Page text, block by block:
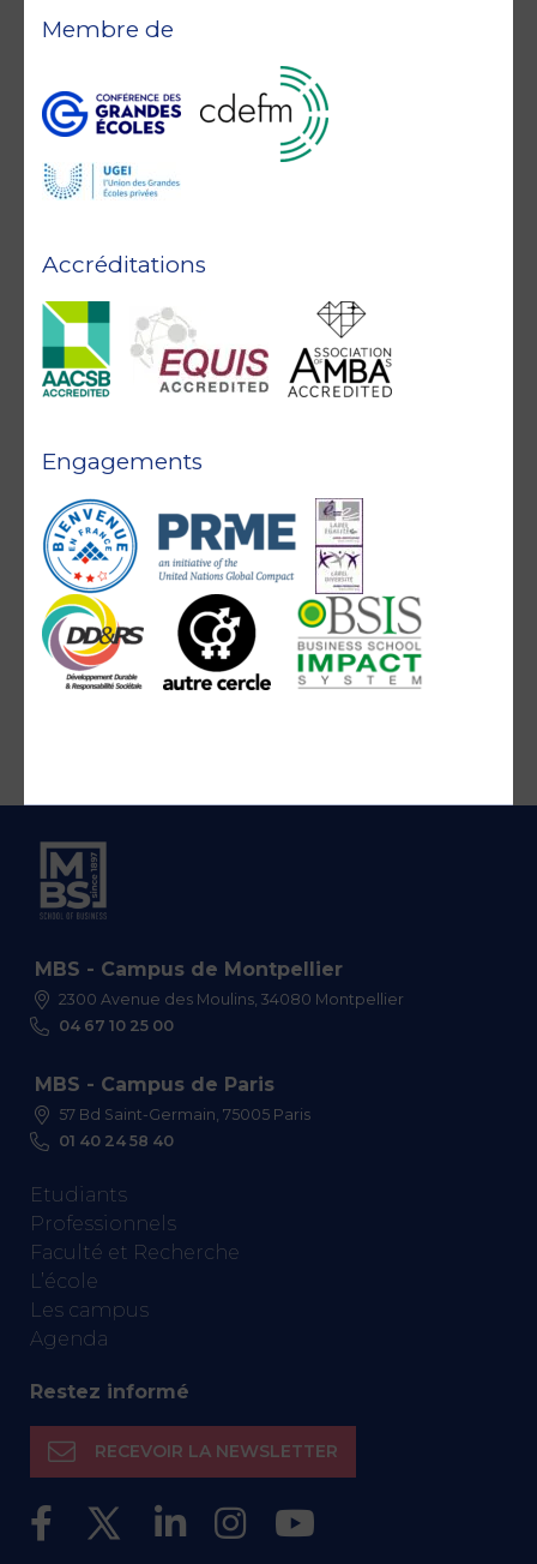
Accréditations
Membre de
Engagements
MBS - Campus de Montpellier
2300 Avenue des Moulins, 34080 Montpellier
04 67 10 25 00
MBS - Campus de Paris
57 Bd Saint-Germain, 75005 Paris
01 40 24 58 40
Etudiants
Professionnels
Faculté et Recherche
L’école
Les campus
Agenda
Restez informé
RECEVOIR LA NEWSLETTER